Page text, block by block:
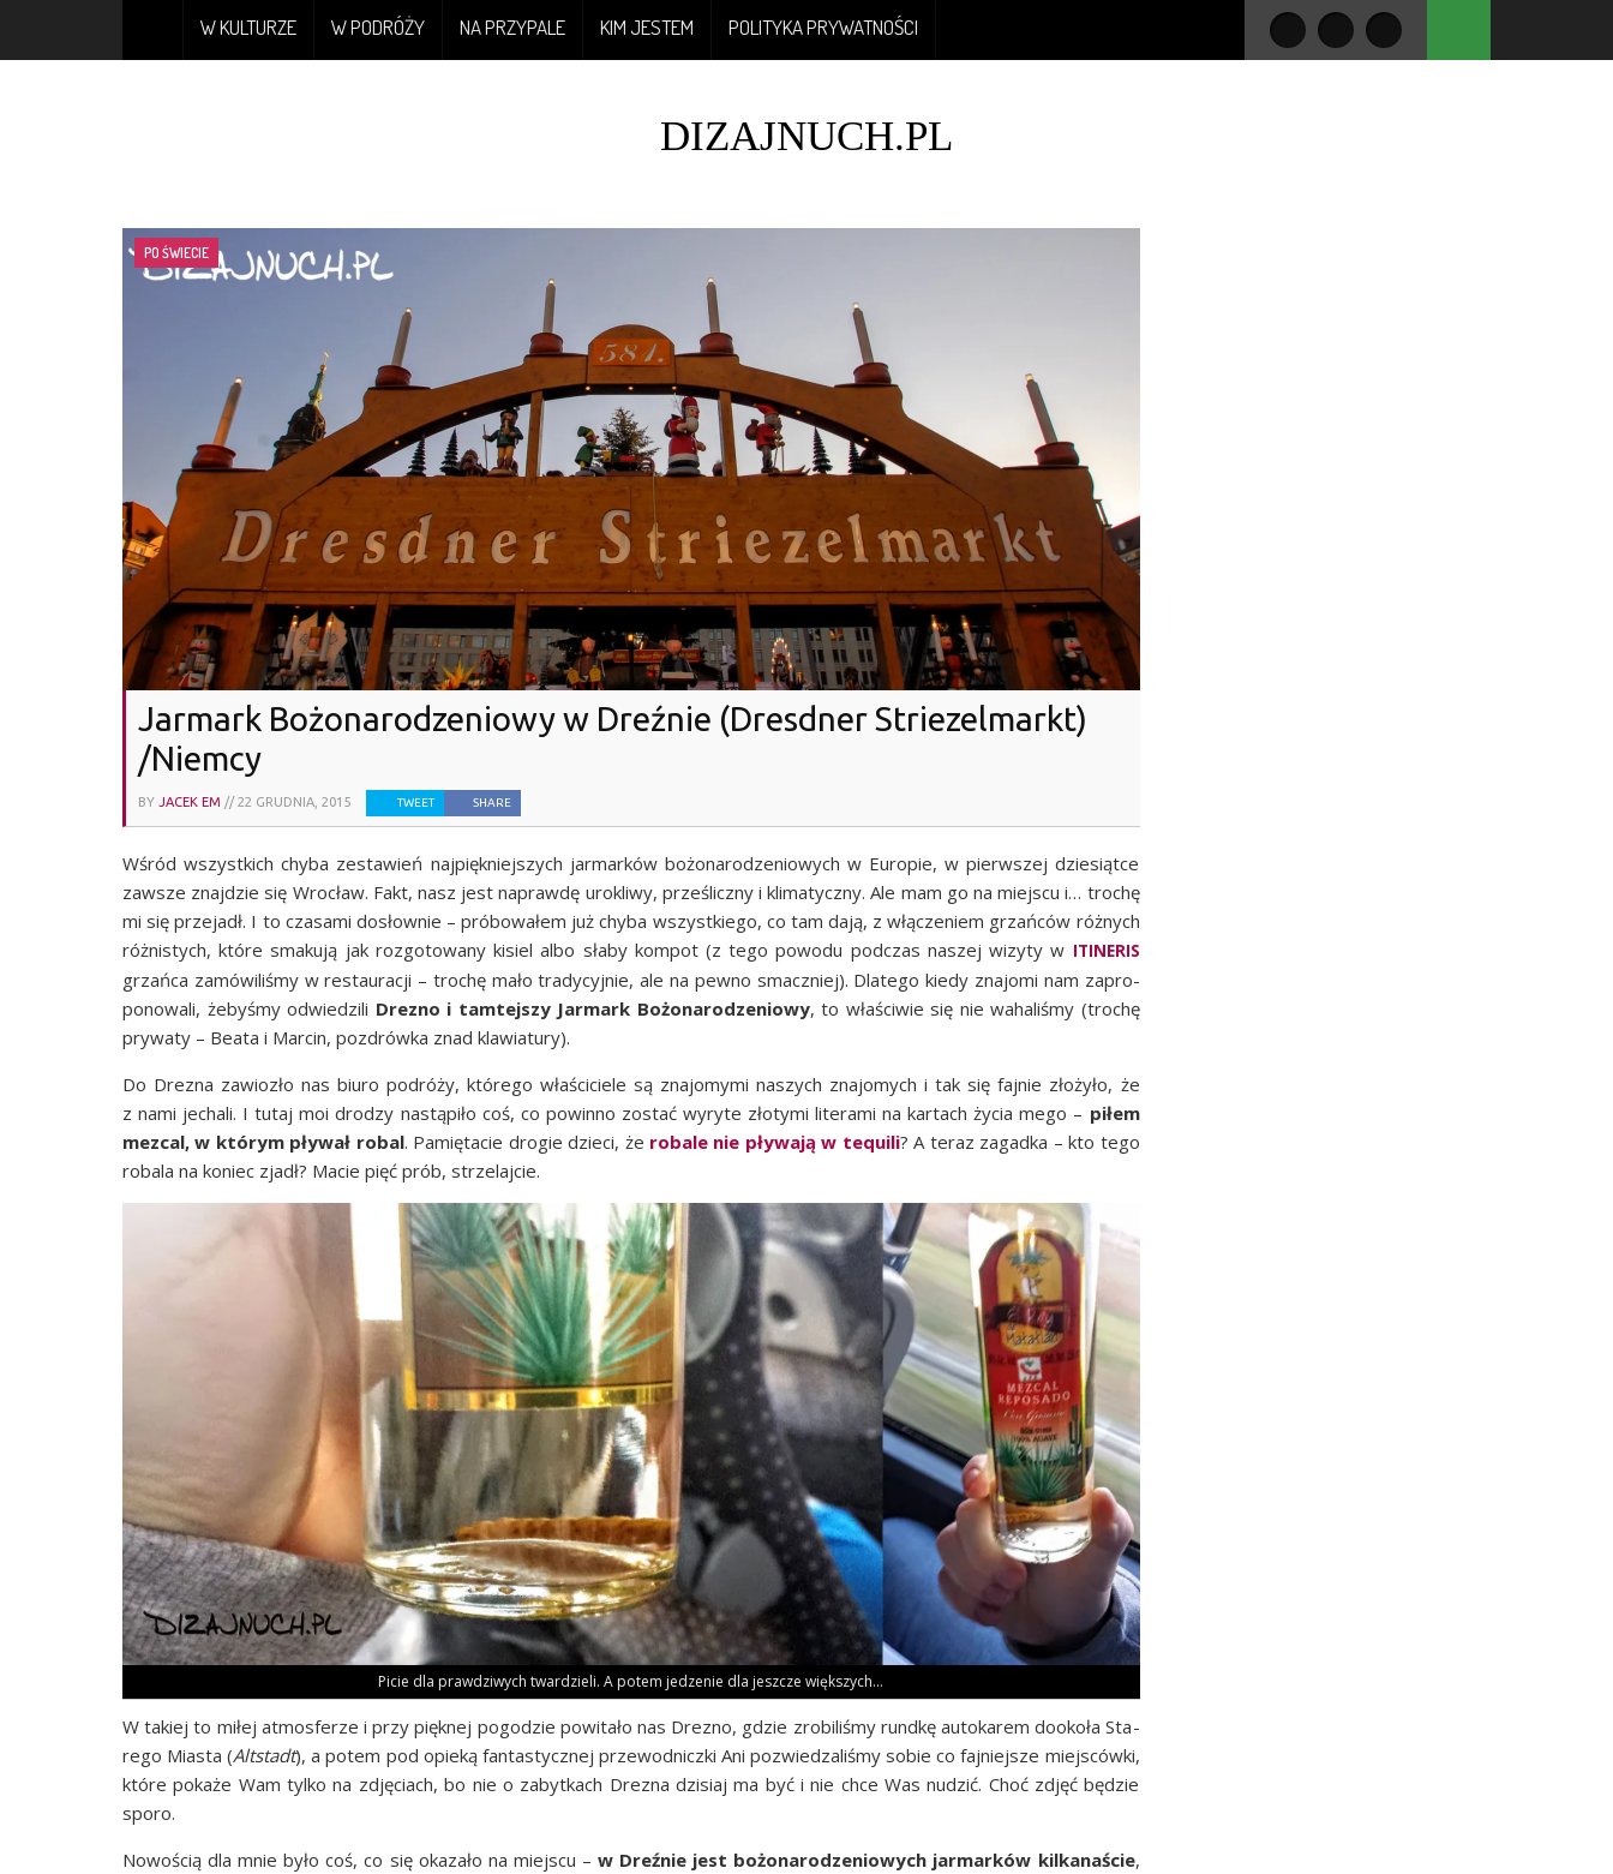
W KULTURZE W PODRÓŻY NA PRZYPALE KIM JESTEM POLITYKA PRYWATNOŚCI
DIZAJNUCH.PL
PO ŚWIECIE
Jarmark Bożonarodzeniowy w Dreźnie (Dresdner Striezelmarkt)
/Niemcy
BY JACEK EM //22 GRUDNIA, 2015 TWEET SHARE
Wśród wszyst­kich chy­ba zesta­wień naj­pięk­niej­szych jar­mar­ków bożo­na­ro­dze­nio­wych w Euro­pie, w pierw­szej dzie­siąt­ce
zawsze znaj­dzie się Wro­cław. Fakt, nasz jest napraw­dę uro­kli­wy, prze­ślicz­ny i kli­ma­tycz­ny. Ale mam go na miej­scu i… tro­chę
mi się prze­jadł. I to cza­sa­mi dosłow­nie – pró­bo­wa­łem już chy­ba wszyst­kie­go, co tam dają, z włą­cze­niem grzań­ców róż­nych
róż­ni­stych, któ­re sma­ku­ją jak roz­go­to­wa­ny kisiel albo sła­by kom­pot (z tego powo­du pod­czas naszej wizy­ty w ITINERIS
grzań­ca zamó­wi­li­śmy w restau­ra­cji – tro­chę mało tra­dy­cyj­nie, ale na pew­no smacz­niej). Dla­te­go kie­dy zna­jo­mi nam zapro­
po­no­wa­li, żeby­śmy odwie­dzi­li Dre­zno i tam­tej­szy Jar­mark Bożo­na­ro­dze­nio­wy, to wła­ści­wie się nie waha­li­śmy (tro­chę
pry­wa­ty – Beata i Mar­cin, pozdrów­ka znad klawiatury).
Do Dre­zna zawio­zło nas biu­ro podró­ży, któ­re­go wła­ści­cie­le są zna­jo­my­mi naszych zna­jo­mych i tak się faj­nie zło­ży­ło, że
z nami jecha­li. I tutaj moi dro­dzy nastą­pi­ło coś, co powin­no zostać wyry­te zło­ty­mi lite­ra­mi na kar­tach życia mego – piłem
mez­cal, w któ­rym pły­wał robal. Pamię­ta­cie dro­gie dzie­ci, że roba­le nie pły­wa­ją w tequ­ili? A teraz zagad­ka – kto tego
roba­la na koniec zjadł? Macie pięć prób, strzelajcie.
Picie dla praw­dzi­wych twar­dzie­li. A potem jedze­nie dla jesz­cze większych…
W takiej to miłej atmos­fe­rze i przy pięk­nej pogo­dzie powi­ta­ło nas Dre­zno, gdzie zro­bi­li­śmy rund­kę auto­ka­rem dooko­ła Sta­
re­go Mia­sta (Alt­stadt), a potem pod opie­ką fan­ta­stycz­nej prze­wod­nicz­ki Ani pozwie­dza­li­śmy sobie co faj­niej­sze miej­sców­ki,
któ­re poka­że Wam tyl­ko na zdję­ciach, bo nie o zabyt­kach Dre­zna dzi­siaj ma być i nie chce Was nudzić. Choć zdjęć będzie
sporo.
Nowo­ścią dla mnie było coś, co się oka­za­ło na miej­scu –w Dreź­nie jest bożo­na­ro­dze­nio­wych jar­mar­ków kil­ka­na­ście,